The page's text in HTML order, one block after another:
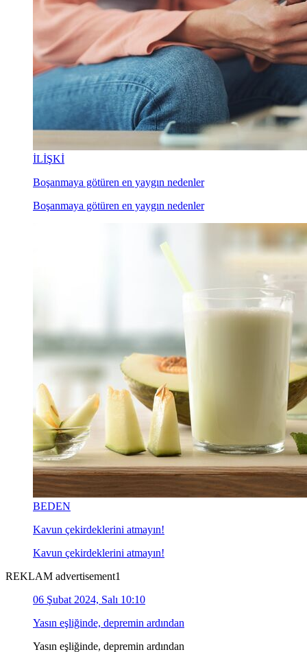
İLİŞKİ
Boşanmaya götüren en yaygın nedenler
Boşanmaya götüren en yaygın nedenler
BEDEN
Kavun çekirdeklerini atmayın!
Kavun çekirdeklerini atmayın!
REKLAM advertisement1
06 Şubat 2024, Salı 10:10
Yasın eşliğinde, depremin ardından
Yasın eşliğinde, depremin ardından